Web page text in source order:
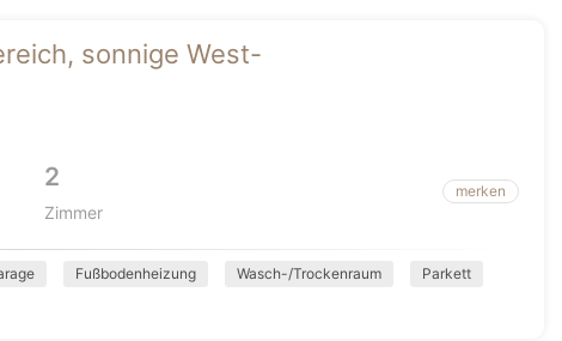
sonnige West-
2
Zimmer
merken
Fußbodenheizung Wasch-/Trockenraum Parkett